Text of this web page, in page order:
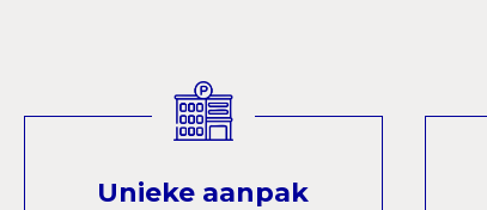
Unieke aanpak